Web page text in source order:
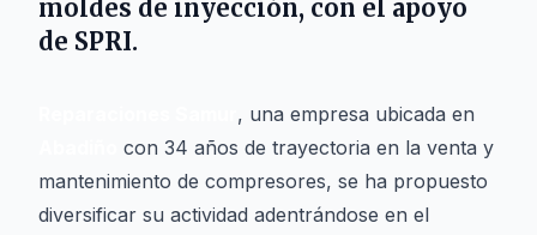
moldes de inyección, con el apoyo
de SPRI.
, una empresa ubicada en
con 34 años de trayectoria en la venta y
mantenimiento de compresores, se ha propuesto
diversificar su actividad adentrándose en el